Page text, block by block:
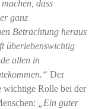
dass
ganz
Betrachtung heraus
überlebenswichtig
allen in
Der
wichtige Rolle bei der
„Ein guter